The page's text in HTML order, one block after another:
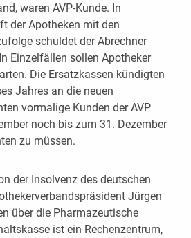
waren AVP-Kunde. In
der Apotheken mit den
schuldet der Abrechner
Einzelfällen sollen Apotheker
Die Ersatzkassen kündigten
Jahres an die neuen
vormalige Kunden der AVP
noch bis zum 31. Dezember
zu müssen.
der Insolvenz des deutschen
Jürgen
über die Pharmazeutische
ist ein Rechenzentrum,